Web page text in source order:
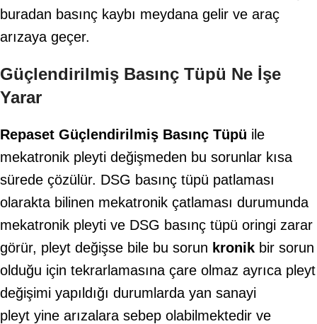
buradan basınç kaybı meydana gelir ve araç
arızaya geçer.
Güçlendirilmiş Basınç Tüpü Ne İşe
Yarar
Repaset Güçlendirilmiş Basınç Tüpü ile
mekatronik pleyti değişmeden bu sorunlar kısa
sürede çözülür. DSG basınç tüpü patlaması
olarakta bilinen mekatronik çatlaması durumunda
mekatronik pleyti ve DSG basınç tüpü oringi zarar
görür, pleyt değişse bile bu sorun kronik bir sorun
olduğu için tekrarlamasına çare olmaz ayrıca pleyt
değişimi yapıldığı durumlarda yan sanayi
pleyt yine arızalara sebep olabilmektedir ve